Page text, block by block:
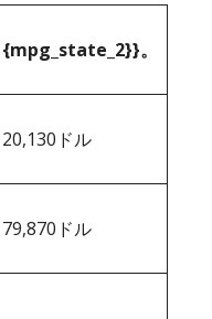
{mpg_state_2}}。
20,130ドル
79,870ドル